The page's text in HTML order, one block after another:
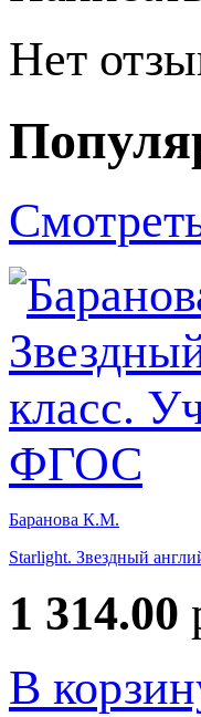
Нет
Баранова К.М.
Starlight. Звездный
1 314.00
В